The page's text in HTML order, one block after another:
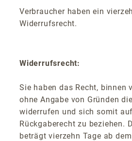
Verbraucher haben ein
Widerrufsrecht.
Widerrufsrecht:
Sie haben das Recht, binnen
ohne Angabe von Gründen
widerrufen und sich somit
Rückgaberecht zu beziehen.
beträgt vierzehn Tage ab